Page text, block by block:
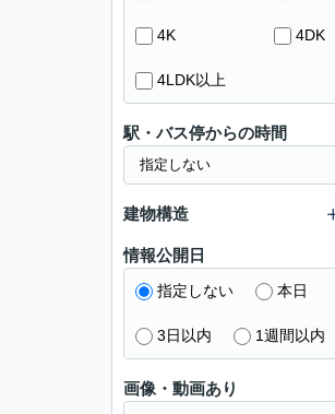
4K 4DK
4LDK以上
駅・バス停からの時間
建物構造
情報公開日
指定しない 本日
3日以内 1週間以内
画像・動画あり